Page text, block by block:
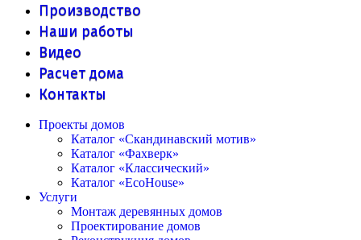
Производство
Наши работы
Видео
Расчет дома
Контакты
Проекты домов
Каталог «Скандинавский мотив»
Каталог «Фахверк»
Каталог «Классический»
Каталог «EcoHouse»
Услуги
Монтаж деревянных домов
Проектирование домов